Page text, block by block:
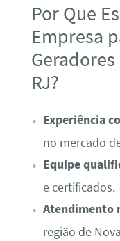
Por Que
Empresa
RJ?
Experiência
no mercado
Equipe
e certificados.
Atendimento
região de